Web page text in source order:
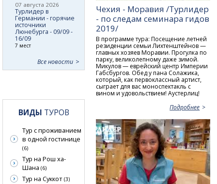
Чехия - Моравия /Турлидер
- по следам семинара гидов
2019/
В программе тура: Посещение летней
резиденции семьи Лихтенштейнов —
главных хозяев Моравии. Прогулка по
парку, великолепному даже зимой.
Микулов — еврейский центр Империи
Габсбургов. Обед у пана Солажика,
который, как первоклассный артист,
сыграет для вас моноспектакль с
вином и удовольствием! Аустерлиц!
Подробнее
07 августа 2026
Турлидер в
Германии - горячие
источники
Люнебурга - 09/09 -
16/09
7 мест
Все новости
ВИДЫ ТУРОВ
Тур с проживанием
в одной гостинице
(6)
Тур на Рош ха-
Шана (6)
Тур на Суккот (3)